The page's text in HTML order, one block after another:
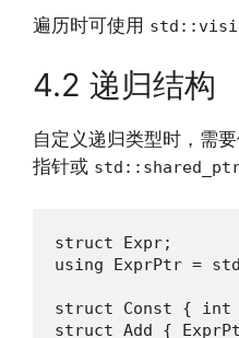
遍历时可使用
4.2 递归结构
自定义递归类型时，需要
指针或
struct Expr;
using ExprPtr =
struct Const { int
struct Add {